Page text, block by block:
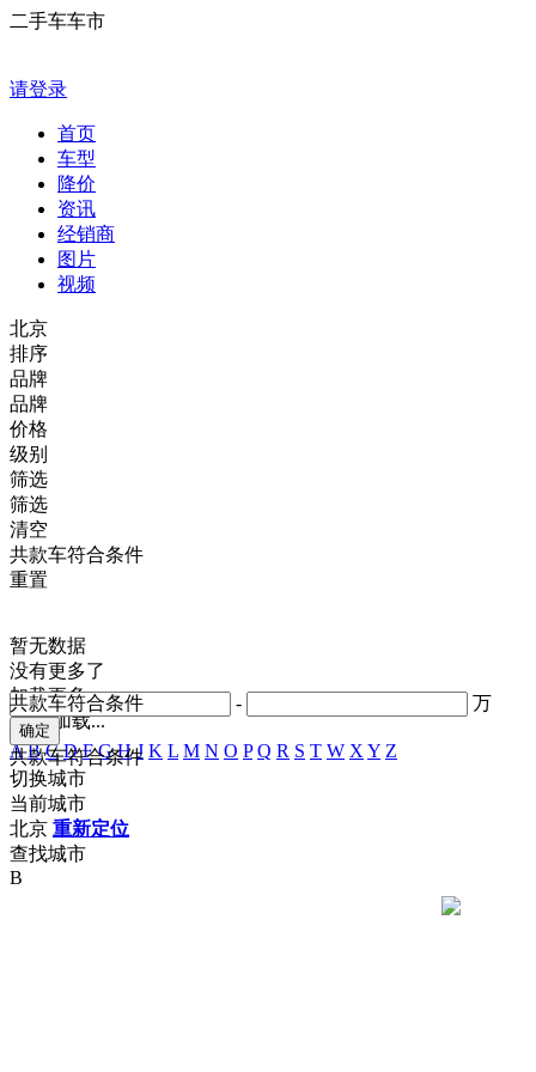
二手车车市
请登录
首页
车型
降价
资讯
经销商
图片
视频
北京
排序
品牌
品牌
价格
- 万
共款车符合条件
级别
共款车符合条件
筛选
筛选
清空
共款车符合条件
重置
暂无数据
没有更多了
加载更多
正在加载...
A B C D F G H J K L M N O P Q R S T W X Y Z
切换城市
当前城市
北京 重新定位
查找城市
B